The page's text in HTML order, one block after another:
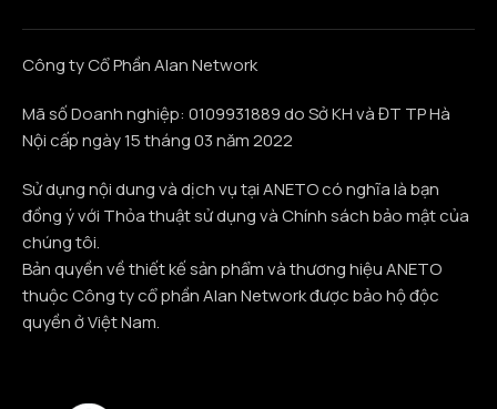
Công ty Cổ Phần Alan Network
Mã số Doanh nghiệp: 0109931889 do Sở KH và ĐT TP Hà
Nội cấp ngày 15 tháng 03 năm 2022
Sử dụng nội dung và dịch vụ tại ANETO có nghĩa là bạn
đồng ý với Thỏa thuật sử dụng và Chính sách bảo mật của
chúng tôi.
Bản quyền về thiết kế sản phẩm và thương hiệu ANETO
thuộc Công ty cổ phần Alan Network được bảo hộ độc
quyền ở Việt Nam.